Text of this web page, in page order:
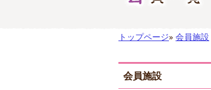
トップページ» 会員施設
会員施設